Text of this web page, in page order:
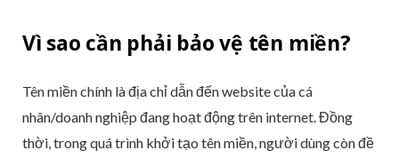
Vì sao cần phải bảo vệ tên miền?
Tên miền chính là địa chỉ dẫn đến website của cá
nhân/doanh nghiệp đang hoạt động trên internet. Đồng
thời, trong quá trình khởi tạo tên miền, người dùng còn đề